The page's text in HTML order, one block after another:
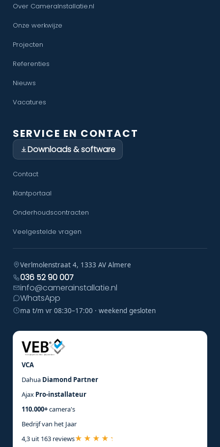
Over CameraInstallatie.nl
Onze werkwijze
Projecten
Referenties
Nieuws
Vacatures
SERVICE EN CONTACT
Downloads & software
Contact
Klantportaal
Onderhoudscontracten
Veelgestelde vragen
Verlmolenstraat 4, 1333 AV Almere
036 52 90 007
info@camerainstallatie.nl
WhatsApp
ma t/m vr 08:30–17:00 · weekend gesloten
VCA
Dahua Diamond Partner
Ajax Pro-installateur
110.000+camera's
Bedrijf van het Jaar
4,3 uit 163 reviews